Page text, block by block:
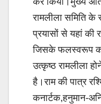
रामलीला समिति
प्रयासों से यहां की
जिसके फलस्वरूप
उत्कृष्ठ रामलीला
है।राम की पात्र
कनार्टक,हनुमान-